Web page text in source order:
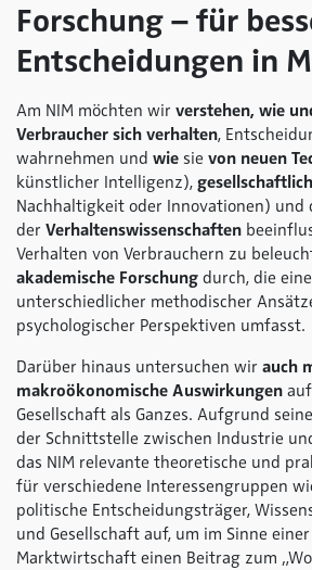
Forschung – für
Entscheidungen in
Am NIM möchten wir verstehen, wie
Verbraucher sich verhalten,
wahrnehmen und wie sie von neuen
künstlicher Intelligenz),
Nachhaltigkeit oder Innovationen) und
der Verhaltenswissenschaften
Verhalten von Verbrauchern zu
akademische Forschung durch, die
unterschiedlicher methodischer
psychologischer Perspektiven umfasst.
Darüber hinaus untersuchen wir auch
makroökonomische Auswirkungen
Gesellschaft als Ganzes. Aufgrund
der Schnittstelle zwischen Industrie
das NIM relevante theoretische und
für verschiedene Interessengruppen
politische Entscheidungsträger,
und Gesellschaft auf, um im Sinne
Marktwirtschaft einen Beitrag zum